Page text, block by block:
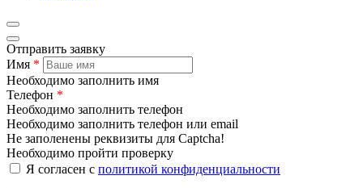
Отправить заявку
Имя *
Необходимо заполнить имя
Телефон *
Необходимо заполнить телефон
Необходимо заполнить телефон или email
Не заполенены реквизиты для Captcha!
Необходимо пройти проверку
Я согласен с политикой конфиденциальности